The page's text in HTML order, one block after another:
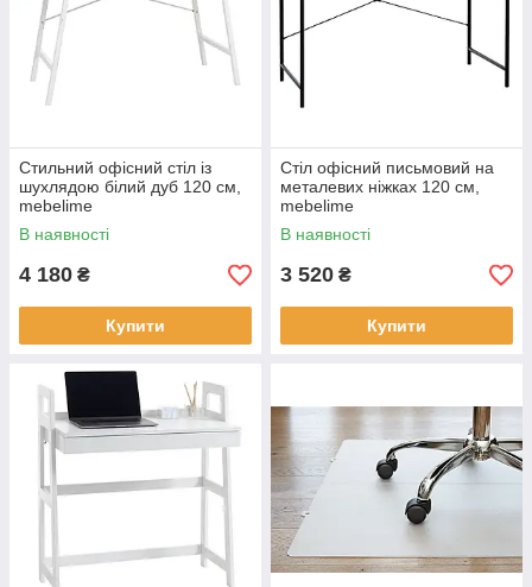
Стильний офісний стіл із
шухлядою білий дуб 120 см,
mebelime
В наявності
4 180 ₴
Купити
Стіл офісний письмовий на
металевих ніжках 120 см,
mebelime
В наявності
3 520 ₴
Купити